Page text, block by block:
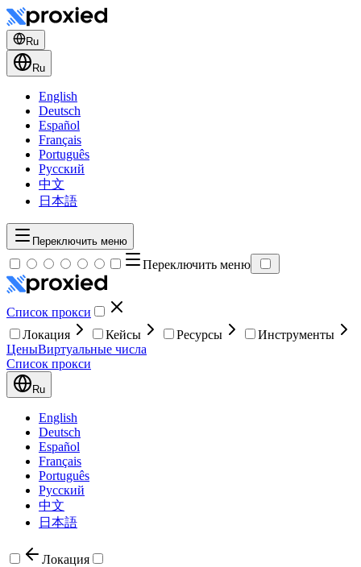
Ru
Ru
English
Deutsch
Español
Français
Português
Русский
中文
日本語
Переключить меню
Переключить меню
Список прокси
Локация
Кейсы Ресурсы
Инструменты
ЦеныВиртуальные числа
Список прокси
Ru
English
Deutsch
Español
Français
Português
Русский
中文
日本語
Локация